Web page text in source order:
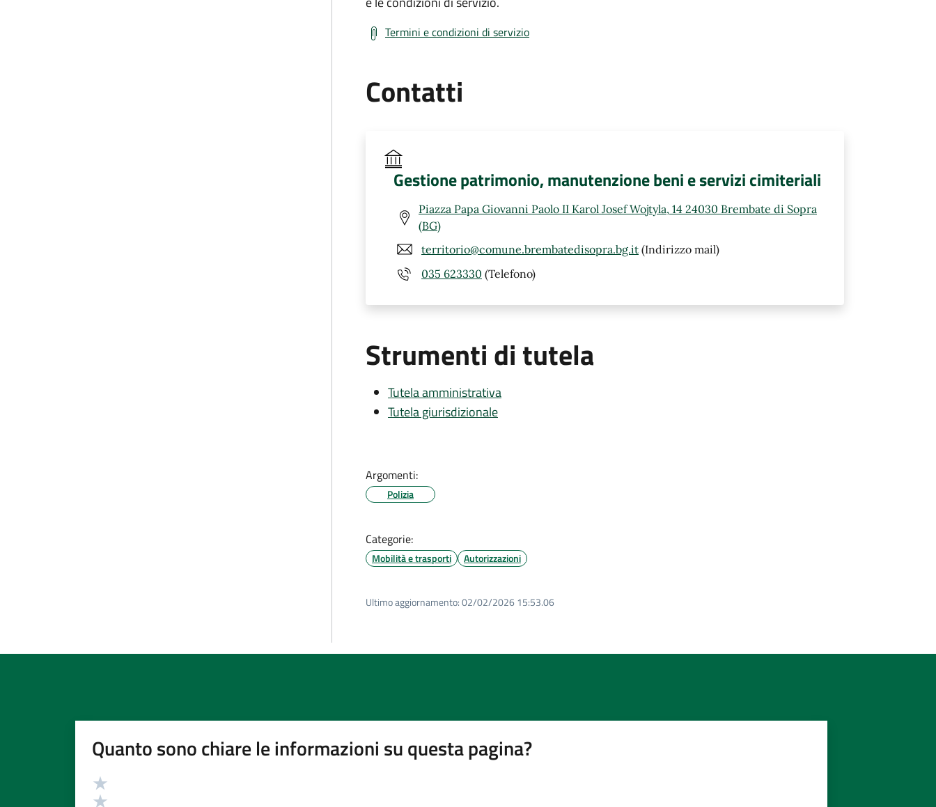
Termini e condizioni di servizio
Contatti
Gestione patrimonio, manutenzione beni e servizi cimiteriali
Piazza Papa Giovanni Paolo II Karol Josef Wojtyla, 14 24030 Brembate di Sopra
(BG)
territorio@comune.brembatedisopra.bg.it (Indirizzo mail)
035 623330 (Telefono)
Strumenti di tutela
Tutela amministrativa
Tutela giurisdizionale
Argomenti:
Polizia
Categorie:
Mobilità e trasporti Autorizzazioni
Ultimo aggiornamento:02/02/2026 15:53.06
Quanto sono chiare le informazioni su questa pagina?
Valutazione